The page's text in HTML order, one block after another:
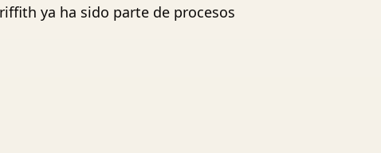
ya ha sido parte de procesos